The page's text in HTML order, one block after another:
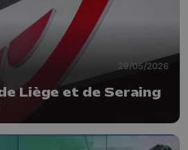
29/05/2026
Liège et de Seraing